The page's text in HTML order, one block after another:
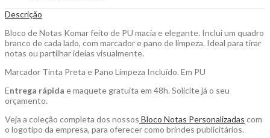
Elegante
com
Quadro
e
Marcador
Personalizar
Descrição
Bloco de Notas Komar feito de PU macia e elegante. Inclui um quadro
branco de cada lado, com marcador e pano de limpeza. Ideal para tirar
notas ou partilhar ideias visualmente.
Marcador Tinta Preta e Pano Limpeza Incluído. Em PU
Entrega rápida e maquete gratuita em 48h. Solicite já o seu
orçamento.
Veja a coleção completa dos nossos Bloco Notas Personalizadas com
o logotipo da empresa, para oferecer como brindes publicitários.